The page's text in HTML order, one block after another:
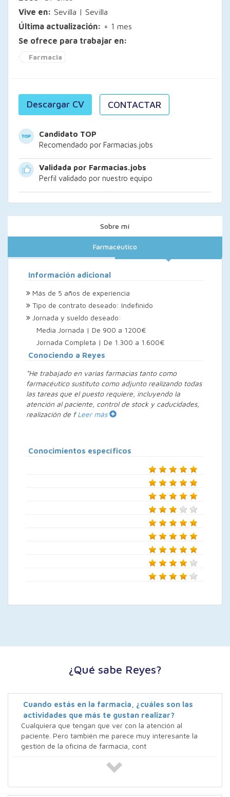
Vive en: Sevilla | Sevilla
Última actualización: + 1 mes
Se ofrece para trabajar en:
Farmacia
Descargar CV CONTACTAR
Candidato TOP
Recomendado por Farmacias.jobs
Validada por Farmacias.jobs
Perfil validado por nuestro equipo
Sobre mí
Farmacéutico
Información adicional
Más de 5 años de experiencia
Tipo de contrato deseado: Indefinido
Jornada y sueldo deseado:
Media Jornada | De 900 a 1200€
Jornada Completa | De 1.300 a 1.600€
Conociendo a Reyes
“He trabajado en varias farmacias tanto como
farmacéutico sustituto como adjunto realizando todas
las tareas que el puesto requiere, incluyendo la
atención al paciente, control de stock y caducidades,
realización de fLeer más
Conocimientos específicos
¿Qué sabe Reyes?
Cuando estás en la farmacia, ¿cuáles son las
actividades que más te gustan realizar?
Cualquiera que tengan que ver con la atención al
paciente. Pero también me parece muy interesante la
gestión de la oficina de farmacia, cont